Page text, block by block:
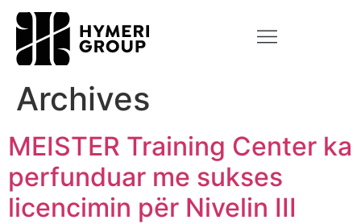
Archives
MEISTER Training Center ka
perfunduar me sukses
licencimin për Nivelin III